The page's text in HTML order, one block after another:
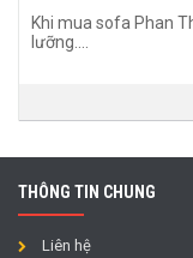
Khi mua sofa Phan
lưỡng....
THÔNG TIN CHUNG
Liên hệ